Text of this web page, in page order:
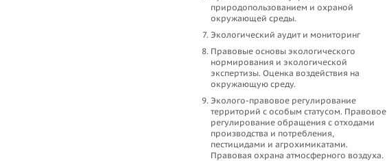
природопользованием и охраной
окружающей среды.
Экологический аудит и мониторинг
Правовые основы экологического
нормирования и экологической
экспертизы. Оценка воздействия на
окружающую среду.
Эколого-правовое регулирование
территорий с особым статусом. Правовое
регулирование обращения с отходами
производства и потребления,
пестицидами и агрохимикатами.
Правовая охрана атмосферного воздуха.